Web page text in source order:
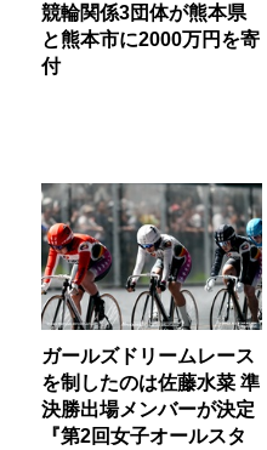
競輪関係3団体が熊本県
と熊本市に2000万円を寄
付
ガールズドリームレース
を制したのは佐藤水菜 準
決勝出場メンバーが決定
『第2回女子オールスタ